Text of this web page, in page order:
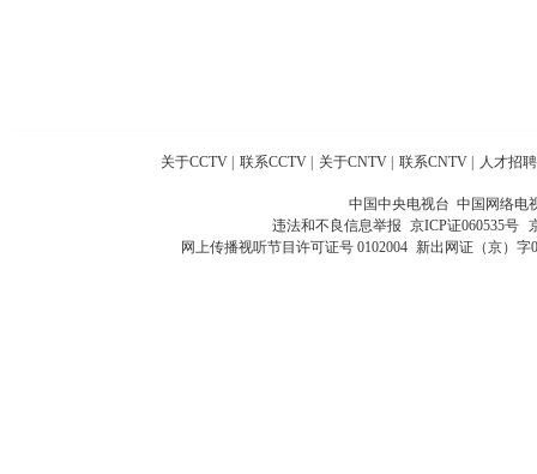
关于CCTV 联系CCTV 关于CNTV 联系CNTV 人才招聘
中国中央电视台 中国网络电
违法和不良信息举报 京ICP证060535号
网上传播视听节目许可证号 0102004 新出网证（京）